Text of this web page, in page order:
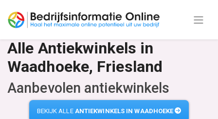
Alle Antiekwinkels in
Waadhoeke, Friesland
Aanbevolen antiekwinkels
BEKIJK ALLE ANTIEKWINKELS IN WAADHOEKE